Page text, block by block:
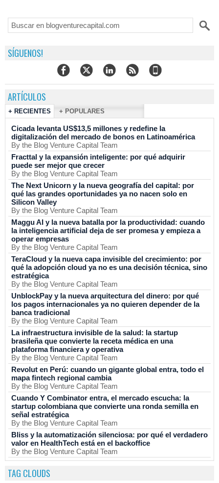
SÍGUENOS!
ARTÍCULOS
+ RECIENTES + POPULARES
Cicada levanta US$13,5 millones y redefine la
digitalización del mercado de bonos en Latinoamérica
By the Blog Venture Capital Team
Fracttal y la expansión inteligente: por qué adquirir
puede ser mejor que crecer
By the Blog Venture Capital Team
The Next Unicorn y la nueva geografía del capital: por
qué las grandes oportunidades ya no nacen solo en
Silicon Valley
By the Blog Venture Capital Team
Maggu AI y la nueva batalla por la productividad: cuando
la inteligencia artificial deja de ser promesa y empieza a
operar empresas
By the Blog Venture Capital Team
TeraCloud y la nueva capa invisible del crecimiento: por
qué la adopción cloud ya no es una decisión técnica, sino
estratégica
By the Blog Venture Capital Team
UnblockPay y la nueva arquitectura del dinero: por qué
los pagos internacionales ya no quieren depender de la
banca tradicional
By the Blog Venture Capital Team
La infraestructura invisible de la salud: la startup
brasileña que convierte la receta médica en una
plataforma financiera y operativa
By the Blog Venture Capital Team
Revolut en Perú: cuando un gigante global entra, todo el
mapa fintech regional cambia
By the Blog Venture Capital Team
Cuando Y Combinator entra, el mercado escucha: la
startup colombiana que convierte una ronda semilla en
señal estratégica
By the Blog Venture Capital Team
Bliss y la automatización silenciosa: por qué el verdadero
valor en HealthTech está en el backoffice
By the Blog Venture Capital Team
TAG CLOUDS